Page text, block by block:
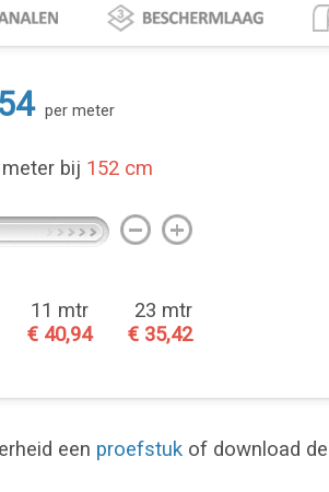
per meter
meter bij 152 cm
11 mtr
€ 40,94
23 mtr
€ 35,42
een proefstuk of download de